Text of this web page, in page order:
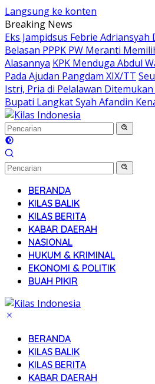
Langsung ke konten
Breaking News
Eks Jampidsus Febrie
Belasan PPPK PW Meranti
Alasannya KPK Menduga Abdul
Pada Ajudan Pangdam XIX/TT
Istri, Pria di Pelalawan
Bupati Langkat Syah Afandin
BERANDA
KILAS BALIK
KILAS BERITA
KABAR DAERAH
NASIONAL
HUKUM & KRIMINAL
EKONOMI & POLITIK
BUAH PIKIR
BERANDA
KILAS BALIK
KILAS BERITA
KABAR DAERAH